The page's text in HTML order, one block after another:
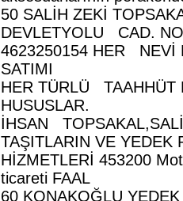
50 SALİH ZEKİ
DEVLETYOLU CAD.
4623250154 HER NEVİ
SATIMI
HER TÜRLÜ TAAHHÜT
HUSUSLAR.
İHSAN
TAŞITLARIN VE YEDEK
HİZMETLERİ 453200
ticareti FAAL
60 KONAKOĞLU